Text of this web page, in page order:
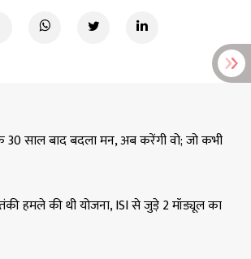
साल बाद बदला मन, अब करेंगी वो; जो कभी
हमले की थी योजना, ISI से जुड़े 2 मॉड्यूल का